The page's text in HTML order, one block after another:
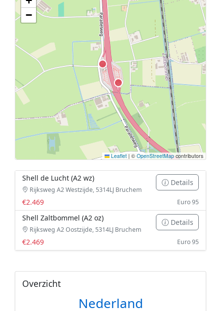
Geen tankstations met locatiegegevens gevonden.
De kaart kan niet worden weergegeven zonder GPS coördinaten.
−
Leaflet | © OpenStreetMapcontributors
Shell de Lucht (A2 wz)
Rijksweg A2 Westzijde, 5314LJ Bruchem
Details
€2.469 Euro 95
Shell Zaltbommel (A2 oz)
Rijksweg A2 Oostzijde, 5314LJ Bruchem
Details
€2.469 Euro 95
Overzicht
Nederland